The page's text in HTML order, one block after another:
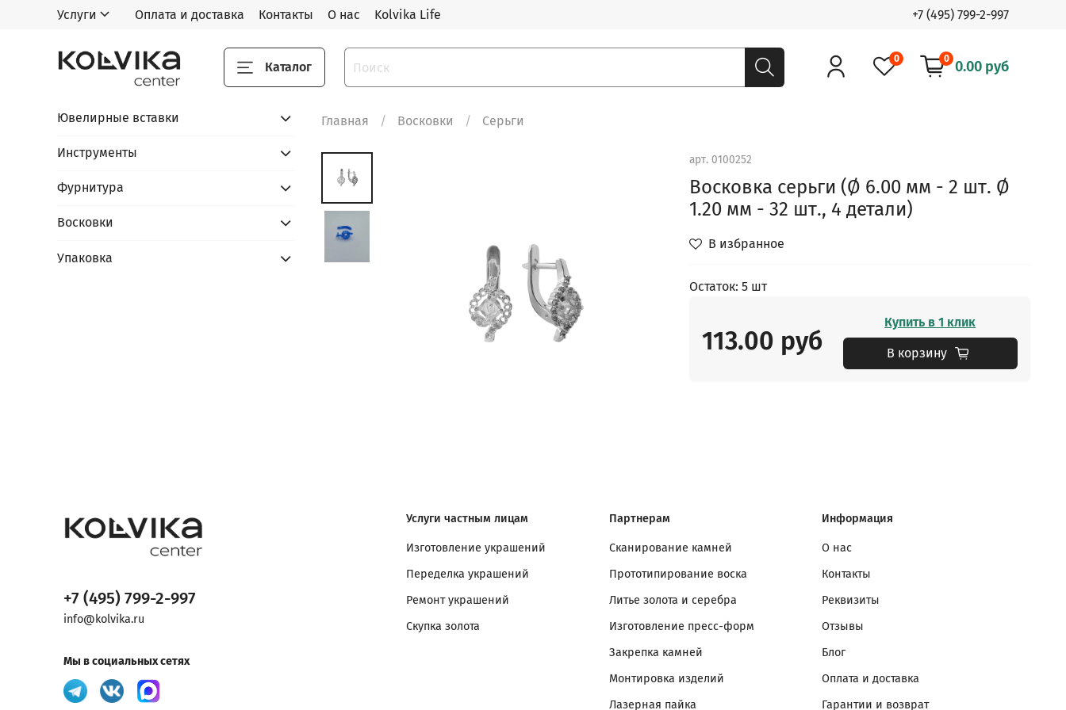
Услуги Оплата и доставка Контакты О нас Kolvika Life +7 (495) 799-2-997
Каталог
0 0 0.00 руб
Главная Восковки Серьги
арт. 0100252
Восковка серьги (Ø 6.00 мм - 2 шт. Ø
1.20 мм - 32 шт., 4 детали)
В избранное
Остаток: 5 шт
113.00 руб
Купить в 1 клик
В корзину
Ювелирные вставки
Инструменты
Фурнитура
Восковки
Упаковка
Услуги частным лицам
Изготовление украшений
Переделка украшений
Ремонт украшений
Скупка золота
Партнерам
Сканирование камней
Прототипирование воска
Литье золота и серебра
Изготовление пресс-форм
Закрепка камней
Монтировка изделий
Лазерная пайка
Информация
О нас
Контакты
Реквизиты
Отзывы
Блог
Оплата и доставка
Гарантии и возврат
+7 (495) 799-2-997
info@kolvika.ru
Мы в социальных сетях